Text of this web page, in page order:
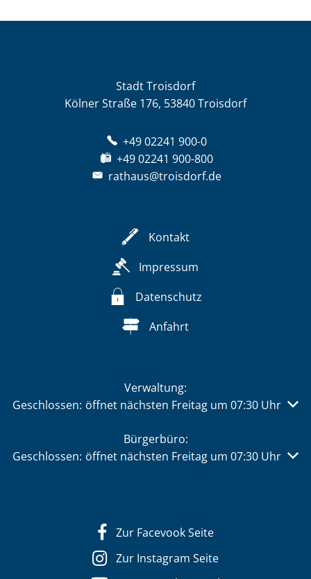
Stadt Troisdorf
Kölner Straße 176, 53840 Troisdorf
+49 02241 900-0
+49 02241 900-800
rathaus@troisdorf.de
Kontakt
Impressum
Datenschutz
Anfahrt
Verwaltung:
Klicken, um weitere Öffnungs- oder Schließzeiten
Geschlossen: öffnet nächsten Freitag um 07:30 Uhr
Bürgerbüro:
Klicken, um weitere Öffnungs- oder Schließzeiten
Geschlossen: öffnet nächsten Freitag um 07:30 Uhr
Zur Facevook Seite
Zur Instagram Seite